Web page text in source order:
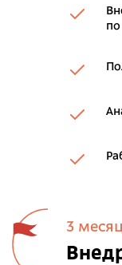
по
3